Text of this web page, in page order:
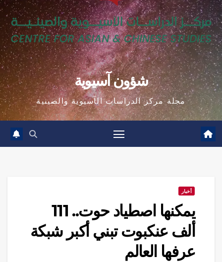
شؤون آسيوية
مجلة مركز الدراسات الآسيوية والصينية
أخبار
يمكنها اصطياد حوت.. 111
ألف عنكبوت تبني أكبر شبكة
عرفها العالم